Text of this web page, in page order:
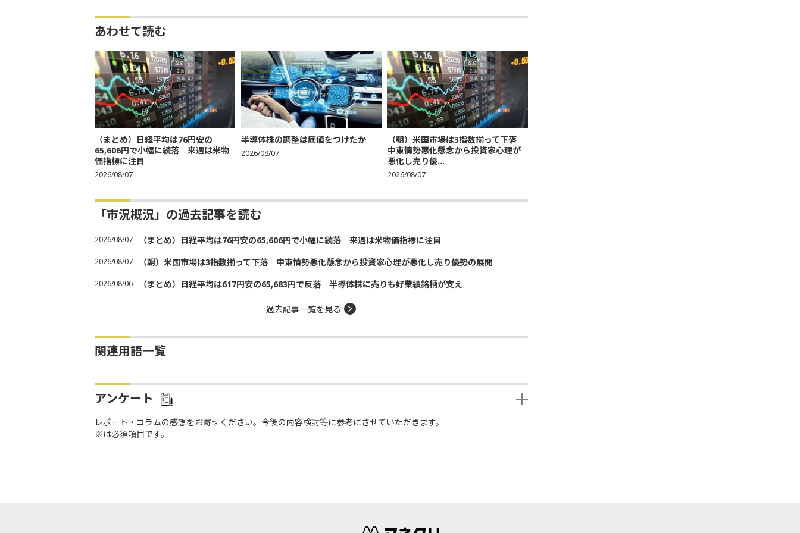
あわせて読む
（まとめ）日経平均は76円安の
65,606円で小幅に続落 来週は米物
価指標に注目
2026/08/07
半導体株の調整は底値をつけたか
2026/08/07
（朝）米国市場は3指数揃って下落
中東情勢悪化懸念から投資家心理が
悪化し売り優...
2026/08/07
「市況概況」の過去記事を読む
2026/08/07 （まとめ）日経平均は76円安の65,606円で小幅に続落 来週は米物価指標に注目
2026/08/07 （朝）米国市場は3指数揃って下落 中東情勢悪化懸念から投資家心理が悪化し売り優勢の展開
2026/08/06 （まとめ）日経平均は617円安の65,683円で反落 半導体株に売りも好業績銘柄が支え
過去記事一覧を見る
関連用語一覧
アンケート
レポート・コラムの感想をお寄せください。今後の内容検討等に参考にさせていただきます。
※は必須項目です。